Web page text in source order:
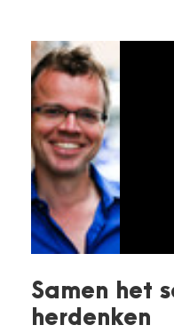
Samen het
herdenken